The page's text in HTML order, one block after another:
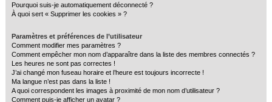
Pourquoi suis-je automatiquement déconnecté ?
À quoi sert « Supprimer les cookies » ?
Paramètres et préférences de l’utilisateur
Comment modifier mes paramètres ?
Comment empêcher mon nom d’apparaître dans la liste des membres connectés ?
Les heures ne sont pas correctes !
J’ai changé mon fuseau horaire et l’heure est toujours incorrecte !
Ma langue n’est pas dans la liste !
A quoi correspondent les images à proximité de mon nom d’utilisateur ?
Comment puis-je afficher un avatar ?